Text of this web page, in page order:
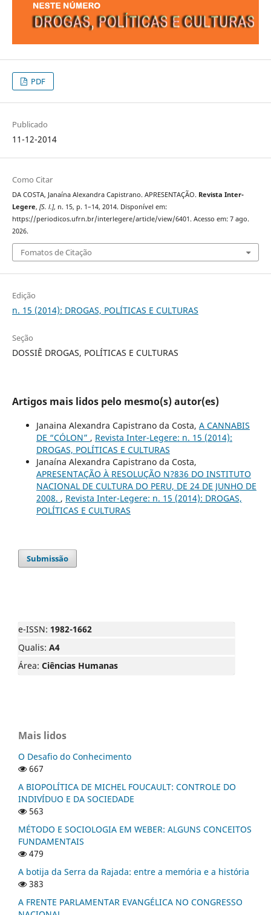
PDF
Publicado
11-12-2014
Como Citar
DA COSTA, Janaína Alexandra Capistrano. APRESENTAÇÃO. Revista Inter-
Legere, [S. l.], n. 15, p. 1–14, 2014. Disponível em:
https://periodicos.ufrn.br/interlegere/article/view/6401. Acesso em: 7 ago.
2026.
Fomatos de Citação
Edição
n. 15 (2014): DROGAS, POLÍTICAS E CULTURAS
Seção
DOSSIÊ DROGAS, POLÍTICAS E CULTURAS
Artigos mais lidos pelo mesmo(s) autor(es)
Janaina Alexandra Capistrano da Costa, A CANNABIS
DE “CÓLON” , Revista Inter-Legere: n. 15 (2014):
DROGAS, POLÍTICAS E CULTURAS
Janaína Alexandra Capistrano da Costa,
APRESENTAÇÃO À RESOLUÇÃO N?836 DO INSTITUTO
NACIONAL DE CULTURA DO PERU, DE 24 DE JUNHO DE
2008. , Revista Inter-Legere: n. 15 (2014): DROGAS,
POLÍTICAS E CULTURAS
Submissão
e-ISSN: 1982-1662
Qualis: A4
Área: Ciências Humanas
Mais lidos
O Desafio do Conhecimento
667
A BIOPOLÍTICA DE MICHEL FOUCAULT: CONTROLE DO
INDIVÍDUO E DA SOCIEDADE
563
MÉTODO E SOCIOLOGIA EM WEBER: ALGUNS CONCEITOS
FUNDAMENTAIS
479
A botija da Serra da Rajada: entre a memória e a história
383
A FRENTE PARLAMENTAR EVANGÉLICA NO CONGRESSO